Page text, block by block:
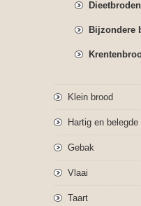
Dieetbroden
Bijzondere
Klein brood
Hartig en belegde
Gebak
Vlaai
Taart